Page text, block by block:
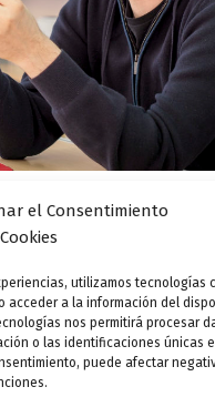
el Consentimiento
utilizamos tecnologías
acceder a la información del
nos permitirá procesar
o las identificaciones únicas
puede afectar
«La ficción nos hace
ancha que es la
afincado en Granada
un encuentro con los